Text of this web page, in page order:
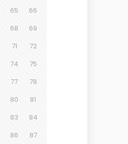
65
66
68
69
71
72
74
75
77
78
80
81
83
84
86
87